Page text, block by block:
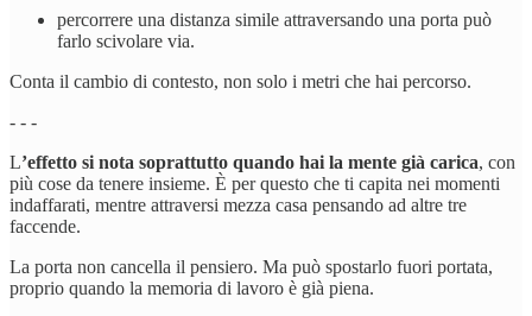
percorrere una distanza simile attraversando una porta può
farlo scivolare via.
Conta il cambio di contesto, non solo i metri che hai percorso.
- - -
L’effetto si nota soprattutto quando hai la mente già carica, con
più cose da tenere insieme. È per questo che ti capita nei momenti
indaffarati, mentre attraversi mezza casa pensando ad altre tre
faccende.
La porta non cancella il pensiero. Ma può spostarlo fuori portata,
proprio quando la memoria di lavoro è già piena.